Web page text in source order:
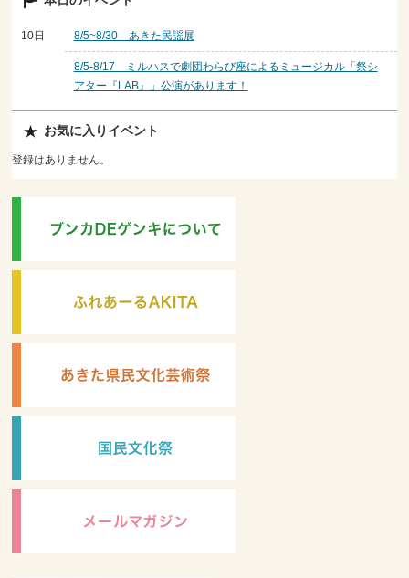
10日 8/5~8/30 あきた民謡展
8/5-8/17 ミルハスで劇団わらび座によるミュージカル「祭シ
アター『LAB』」公演があります！
お気に入りイベント
登録はありません。